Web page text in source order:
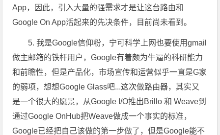
App，因此，引入大量的强需求才是让这台路由和
Google On App活起来的先决条件，目前尚未看到。
5. 我是Google信仰粉，宁可科学上网也要使用gmail
做主邮箱的铁杆用户，Google有着颇为牛逼的科研能力
和前瞻性，但是产品化，市场宣传和运营似乎一直是G家
的弱项，想想Google Glass吧...这次做路由器，其实又
是一个很大的愿景，从Google I/O推出Brillo 和 Weave到
通过Google OnHub把Weave做成一个事实的标准，
Google已经把自己该做的第一步做了，但是Google能不